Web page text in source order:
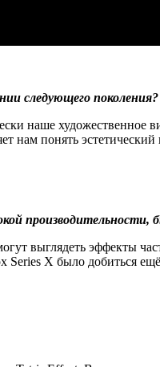
следующего поколения?
наше художественное
нам понять
производительности,
выглядеть эффекты
X было добиться